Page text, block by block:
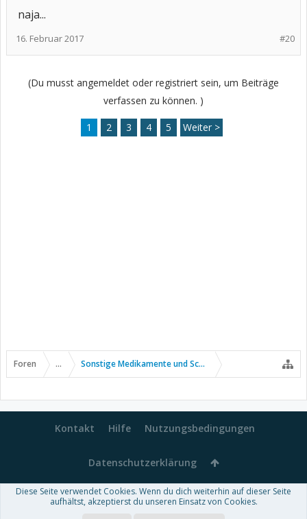
naja...
#20
16. Februar 2017
(Du musst angemeldet oder registriert sein, um Beiträge
verfassen zu können. )
1 2 3 4 5 Weiter >
Foren ... Sonstige Medikamente und Schmerztherapie
Kontakt Hilfe Nutzungsbedingungen
Datenschutzerklärung
Forum software by XenForo™-Deutsch von xenDach
Diese Seite verwendet Cookies. Wenn du dich weiterhin auf dieser Seite
aufhältst, akzeptierst du unseren Einsatz von Cookies.